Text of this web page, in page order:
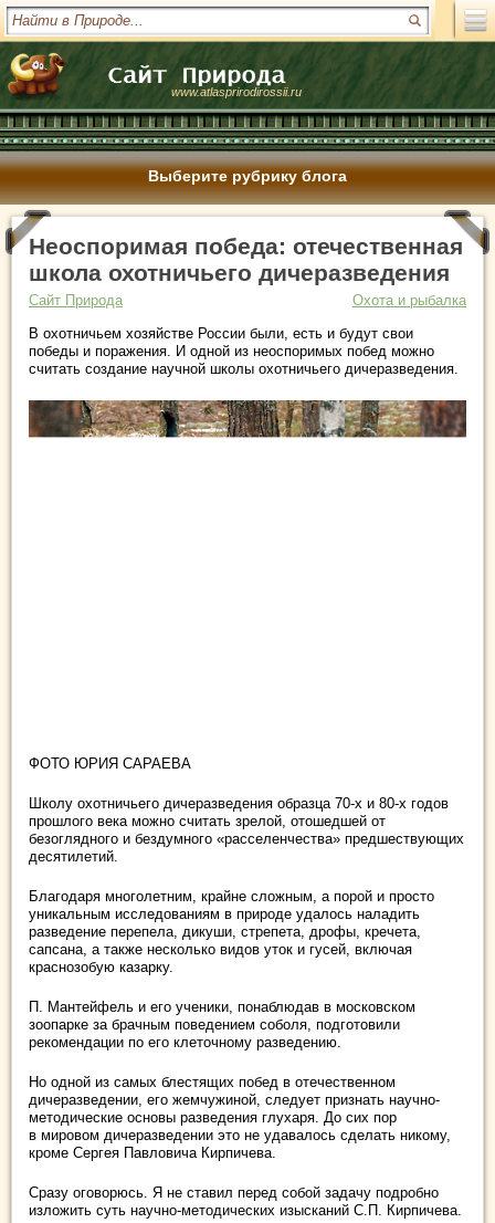
www.atlasprirodirossii.ru
Выберите рубрику блога
Неоспоримая победа: отечественная
школа охотничьего дичеразведения
Сайт Природа
Охота и рыбалка
В охотничьем хозяйстве России были, есть и будут свои
победы и поражения. И одной из неоспоримых побед можно
считать создание научной школы охотничьего дичеразведения.
ФОТО ЮРИЯ САРАЕВА
Школу охотничьего дичеразведения образца 70-х и 80-х годов
прошлого века можно считать зрелой, отошедшей от
безоглядного и бездумного «расселенчества» предшествующих
десятилетий.
Благодаря многолетним, крайне сложным, а порой и просто
уникальным исследованиям в природе удалось наладить
разведение перепела, дикуши, стрепета, дрофы, кречета,
сапсана, а также несколько видов уток и гусей, включая
краснозобую казарку.
П. Мантейфель и его ученики, понаблюдав в московском
зоопарке за брачным поведением соболя, подготовили
рекомендации по его клеточному разведению.
Но одной из самых блестящих побед в отечественном
дичеразведении, его жемчужиной, следует признать научно-
методические основы разведения глухаря. До сих пор
в мировом дичеразведении это не удавалось сделать никому,
кроме Сергея Павловича Кирпичева.
Сразу оговорюсь. Я не ставил перед собой задачу подробно
изложить суть научно-методических изысканий С.П. Кирпичева.